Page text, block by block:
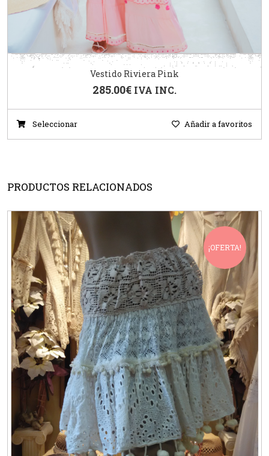
Vestido Riviera Pink
285.00€ IVA INC.
Seleccionar Añadir a favoritos
PRODUCTOS RELACIONADOS
¡OFERTA!